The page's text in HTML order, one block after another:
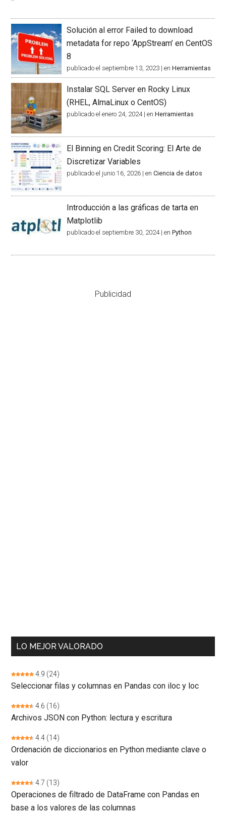
Solución al error Failed to download
metadata for repo ‘AppStream’ en CentOS
8
publicado el septiembre 13, 2023 |enHerramientas
Instalar SQL Server en Rocky Linux
(RHEL, AlmaLinux o CentOS)
publicado el enero 24, 2024|enHerramientas
El Binning en Credit Scoring: El Arte de
Discretizar Variables
publicado el junio 16, 2026 |enCiencia de datos
Introducción a las gráficas de tarta en
Matplotlib
publicado el septiembre 30, 2024|enPython
Publicidad
LO MEJOR VALORADO
4.9 (24)
Seleccionar filas y columnas en Pandas con iloc y loc
4.6 (16)
Archivos JSON con Python: lectura y escritura
4.4 (14)
Ordenación de diccionarios en Python mediante clave o
valor
4.7 (13)
Operaciones de filtrado de DataFrame con Pandas en
base a los valores de las columnas